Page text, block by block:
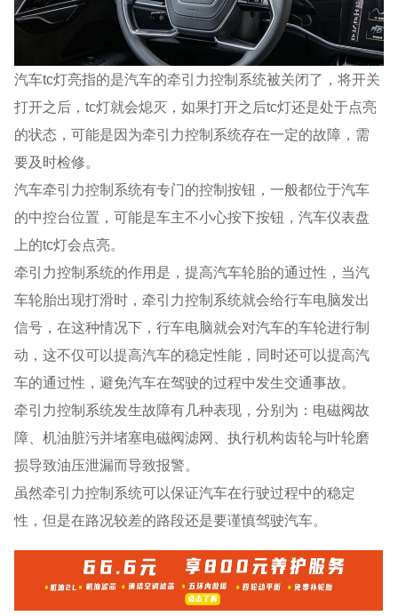
汽车tc灯亮指的是汽车的牵引力控制系统被关闭了，将开关
打开之后，tc灯就会熄灭，如果打开之后tc灯还是处于点亮
的状态，可能是因为牵引力控制系统存在一定的故障，需
要及时检修。
汽车牵引力控制系统有专门的控制按钮，一般都位于汽车
的中控台位置，可能是车主不小心按下按钮，汽车仪表盘
上的tc灯会点亮。
牵引力控制系统的作用是，提高汽车轮胎的通过性，当汽
车轮胎出现打滑时，牵引力控制系统就会给行车电脑发出
信号，在这种情况下，行车电脑就会对汽车的车轮进行制
动，这不仅可以提高汽车的稳定性能，同时还可以提高汽
车的通过性，避免汽车在驾驶的过程中发生交通事故。
牵引力控制系统发生故障有几种表现，分别为：电磁阀故
障、机油脏污并堵塞电磁阀滤网、执行机构齿轮与叶轮磨
损导致油压泄漏而导致报警。
虽然牵引力控制系统可以保证汽车在行驶过程中的稳定
性，但是在路况较差的路段还是要谨慎驾驶汽车。